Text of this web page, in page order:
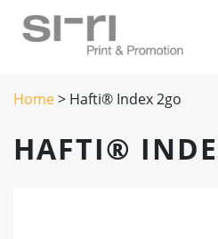
Home> Hafti® Index 2go
HAFTI®